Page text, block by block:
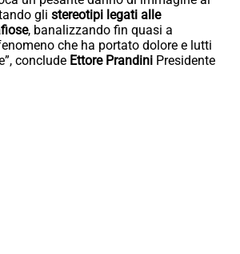
gli stereotipi legati alle
, banalizzando fin quasi a
che ha portato dolore e lutti
conclude Ettore Prandini Presidente